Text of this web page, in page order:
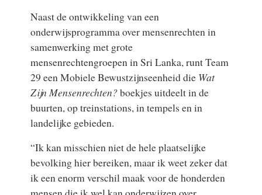
Naast de ontwikkeling van een
onderwijsprogramma over mensenrechten in
samenwerking met grote
mensenrechtengroepen in Sri Lanka, runt Team
29 een Mobiele Bewustzijnseenheid die Wat
Zijn Mensenrechten?boekjes uitdeelt in de
buurten, op treinstations, in tempels en in
landelijke gebieden.
“Ik kan misschien niet de hele plaatselijke
bevolking hier bereiken, maar ik weet zeker dat
ik een enorm verschil maak voor de honderden